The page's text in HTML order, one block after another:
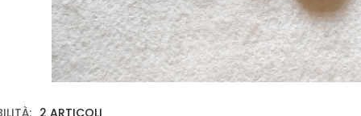
2 ARTICOLI